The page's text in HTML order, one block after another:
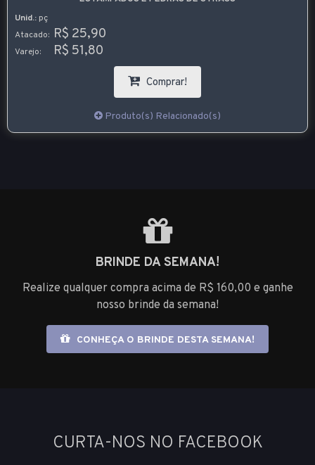
Unid.: pç
Atacado: R$ 25,90
Varejo: R$ 51,80
Comprar!
Produto(s) Relacionado(s)
BRINDE DA SEMANA!
Realize qualquer compra acima de R$ 160,00 e ganhe
nosso brinde da semana!
CONHEÇA O BRINDE DESTA SEMANA!
CURTA-NOS NO FACEBOOK